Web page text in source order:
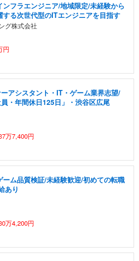
フラエンジニア/地域限定/未経験から
る次世代型のITエンジニアを目指す
グ株式会社
円
アシスタント・IT・ゲーム業界志望/
・年間休日125日」・渋谷区広尾
万7,400円
ム品質検証/未経験歓迎/初めての転職
あり
万4,200円